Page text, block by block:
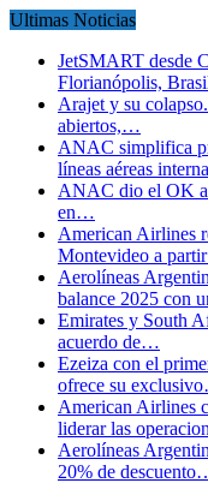
Ultimas Noticias
JetSMART desde
Florianópolis,
Arajet y su
abiertos,…
ANAC simplifica
líneas aéreas
ANAC dio el OK
en…
American Airlines
Montevideo a
Aerolíneas
balance 2025 con
Emirates y South
acuerdo de…
Ezeiza con el
ofrece su
American Airlines
liderar las
Aerolíneas
20% de